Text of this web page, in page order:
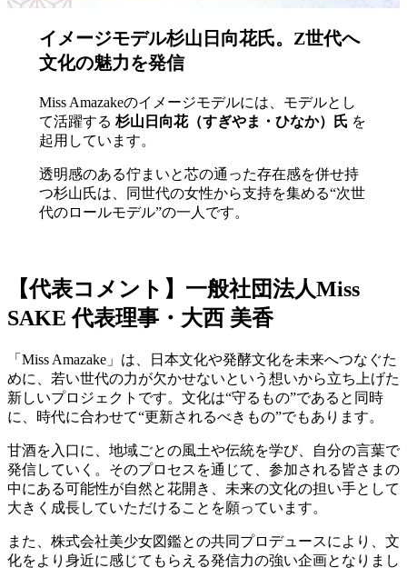
イメージモデル杉山日向花氏。Z世代へ
文化の魅力を発信
Miss Amazakeのイメージモデルには、モデルとし
て活躍する 杉山日向花（すぎやま・ひなか）氏 を
起用しています。
透明感のある佇まいと芯の通った存在感を併せ持
つ杉山氏は、同世代の女性から支持を集める“次世
代のロールモデル”の一人です。
【代表コメント】一般社団法人Miss
SAKE 代表理事・大西 美香
「Miss Amazake」は、日本文化や発酵文化を未来へつなぐた
めに、若い世代の力が欠かせないという想いから立ち上げた
新しいプロジェクトです。文化は“守るもの”であると同時
に、時代に合わせて“更新されるべきもの”でもあります。
甘酒を入口に、地域ごとの風土や伝統を学び、自分の言葉で
発信していく。そのプロセスを通じて、参加される皆さまの
中にある可能性が自然と花開き、未来の文化の担い手として
大きく成長していただけることを願っています。
また、株式会社美少女図鑑との共同プロデュースにより、文
化をより身近に感じてもらえる発信力の強い企画となりまし